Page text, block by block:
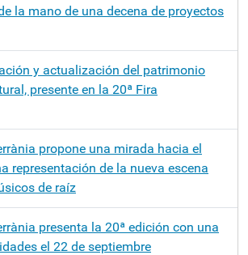
la mano de una decena de proyectos
y actualización del patrimonio
presente en la 20ª Fira
propone una mirada hacia el
representación de la nueva escena
de raíz
presenta la 20ª edición con una
el 22 de septiembre